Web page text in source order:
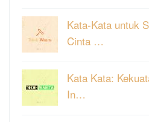
Kata-Kata untuk
Cinta …
Kata Kata:
In…